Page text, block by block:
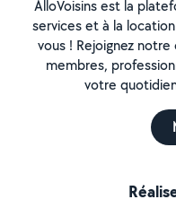
AlloVoisins est la
services et à la
vous ! Rejoignez
membres,
votre